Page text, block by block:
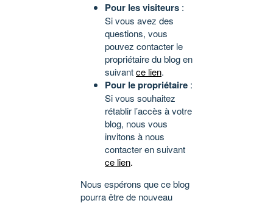
Pour les visiteurs :
Si vous avez des
questions, vous
pouvez contacter le
propriétaire du blog en
suivantce lien.
Pour le propriétaire :
Si vous souhaitez
rétablir l’accès à votre
blog, nous vous
invitons à nous
contacter en suivant
ce lien.
Nous espérons que ce blog
pourra être de nouveau